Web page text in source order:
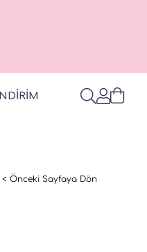
< Önceki Sayfaya Dön